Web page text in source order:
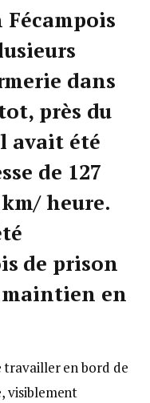
Fécampois
dans
près du
avait été
de 127
heure.
de prison
maintien en
travailler en bord de
visiblement